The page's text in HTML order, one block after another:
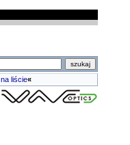
liście«